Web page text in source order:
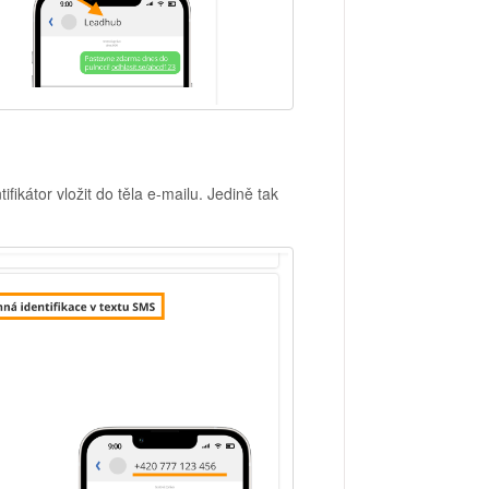
vložit do těla e-mailu. Jedině tak